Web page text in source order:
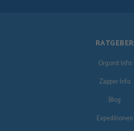
RATGEBER
Orgonit Info
Zapper Info
Blog
Expeditionen